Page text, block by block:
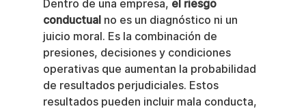
Dentro de una empresa, el riesgo
conductual no es un diagnóstico ni un
juicio moral. Es la combinación de
presiones, decisiones y condiciones
operativas que aumentan la probabilidad
de resultados perjudiciales. Estos
resultados pueden incluir mala conducta,